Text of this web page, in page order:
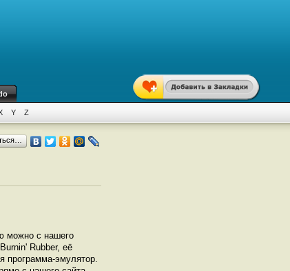
Y Z
можно с нашего
Rubber, её
программа-эмулятор.